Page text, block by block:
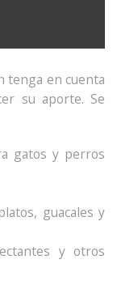
tenga en cuenta
su aporte. Se
gatos y perros
guacales y
y otros